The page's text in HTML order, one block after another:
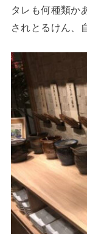
タレも何種類か
されとるけん、